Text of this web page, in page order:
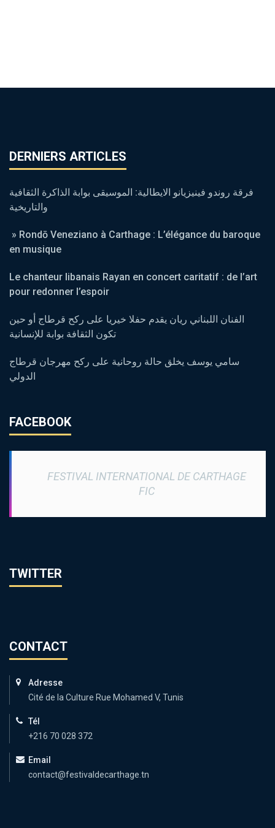
DERNIERS ARTICLES
فرقة روندو فينيزيانو الايطالية: الموسيقى بوابة الذاكرة الثقافية
والتاريخية
» Rondō Veneziano à Carthage : L’élégance du baroque
en musique
Le chanteur libanais Rayan en concert caritatif : de l’art
pour redonner l’espoir
الفنان اللبناني ريان يقدم حفلا خيريا على ركح قرطاج أو حين
تكون الثقافة بوابة للإنسانية
سامي يوسف يخلق حالة روحانية على ركح مهرجان قرطاج
الدولي
FACEBOOK
FESTIVAL INTERNATIONAL DE CARTHAGE
FIC
TWITTER
CONTACT
Adresse
Cité de la Culture Rue Mohamed V, Tunis
Tél
+216 70 028 372
Email
contact@festivaldecarthage.tn